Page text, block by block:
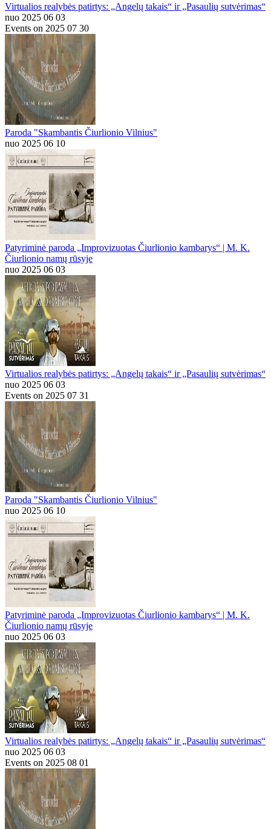
Virtualios realybės patirtys: „Angelų takais“ ir „Pasaulių sutvėrimas“
nuo 2025 06 03
Events on 2025 07 30
Paroda "Skambantis Čiurlionio Vilnius"
nuo 2025 06 10
Patyriminė paroda „Improvizuotas Čiurlionio kambarys“ | M. K.
Čiurlionio namų rūsyje
nuo 2025 06 03
Virtualios realybės patirtys: „Angelų takais“ ir „Pasaulių sutvėrimas“
nuo 2025 06 03
Events on 2025 07 31
Paroda "Skambantis Čiurlionio Vilnius"
nuo 2025 06 10
Patyriminė paroda „Improvizuotas Čiurlionio kambarys“ | M. K.
Čiurlionio namų rūsyje
nuo 2025 06 03
Virtualios realybės patirtys: „Angelų takais“ ir „Pasaulių sutvėrimas“
nuo 2025 06 03
Events on 2025 08 01